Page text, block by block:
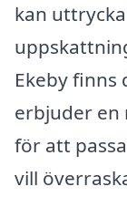
kan
Ekeby
erbjuder en
för att
vill